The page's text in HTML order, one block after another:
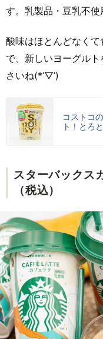
す。乳製品・豆乳不使
酸味はほとんどなく
で、新しいヨーグル
さいね(*’▽’)
コストコ
ト！とろ
スターバックス
（税込）